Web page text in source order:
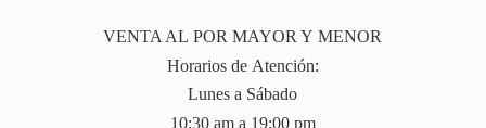
VENTA AL POR MAYOR Y MENOR
Horarios de Atención:
Lunes a Sábado
10:30 am a 19:00 pm